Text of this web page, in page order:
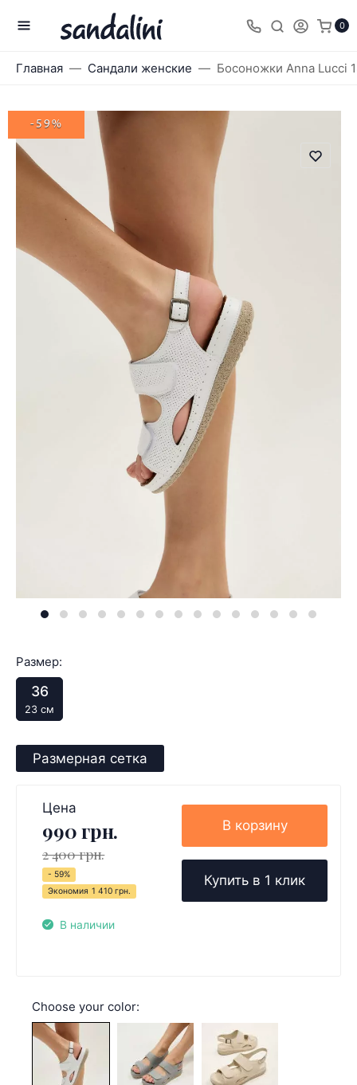
0
Главная Сандали женские Босоножки Anna Lucci
-59%
Размер:
36
23 см
Размерная сетка
Цена
990 грн.
2 400 грн.
- 59%
Экономия 1 410 грн.
В наличии
В корзину
Купить в 1 клик
Choose your color: